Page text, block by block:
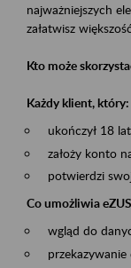
najważniejszych
załatwisz
Kto może
Każdy klient, który:
ukończył 18 lat,
założy konto
potwierdzi
Co umożliwia eZUS
wgląd do